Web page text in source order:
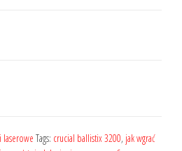
laserowe Tags: crucial ballistix 3200, jak wgrać